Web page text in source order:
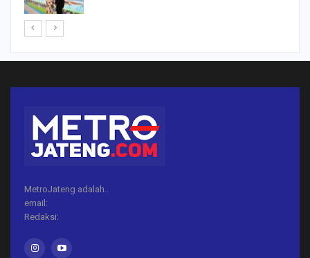
MetroJateng adalah..
email:
Redaksi: